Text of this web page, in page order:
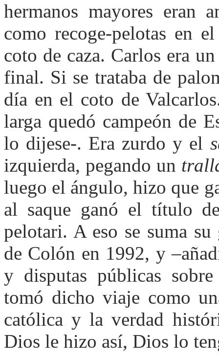
hermanos mayores eran
como recoge-pelotas en
coto de caza. Carlos era
final. Si se trataba de
día en el coto de
larga quedó campeón de
lo dijese-. Era zurdo y el
izquierda, pegando un
luego el ángulo, hizo que
al saque ganó el título
pelotari. A eso se suma
de Colón en 1992, y
y disputas públicas
tomó dicho viaje como
católica y la verdad
Dios le hizo así, Dios lo